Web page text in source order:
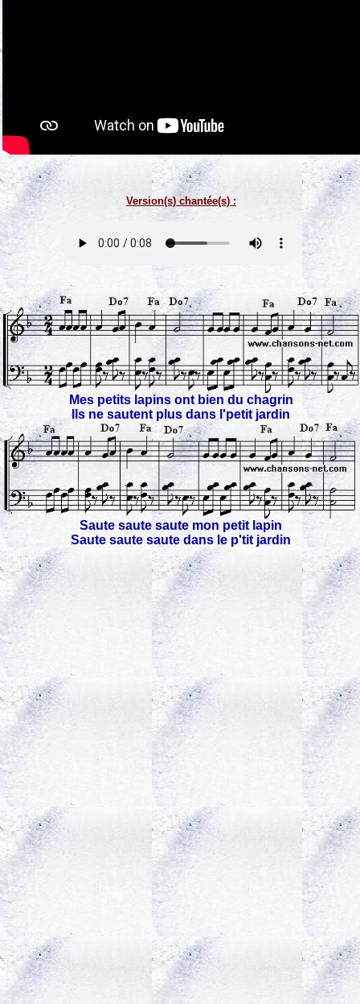
Version(s) chantée(s) :
Mes petits lapins ont bien du chagrin
Ils ne sautent plus dans l'petit jardin
Saute saute saute mon petit lapin
Saute saute saute dans le p'tit jardin